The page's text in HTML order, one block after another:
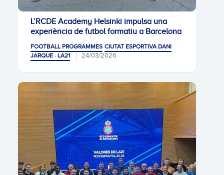
L’RCDE Academy Helsinki impulsa una
experiència de futbol formatiu a Barcelona
FOOTBALL PROGRAMMES CIUTAT ESPORTIVA DANI
JARQUE · LA21
24/03/2026